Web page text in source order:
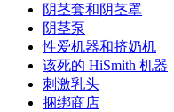
阴茎套和阴茎罩
阴茎泵
性爱机器和挤奶机
该死的 HiSmith 机器
刺激乳头
捆绑商店